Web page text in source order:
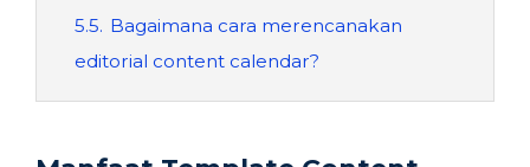
5.5. Bagaimana cara merencanakan
editorial content calendar?